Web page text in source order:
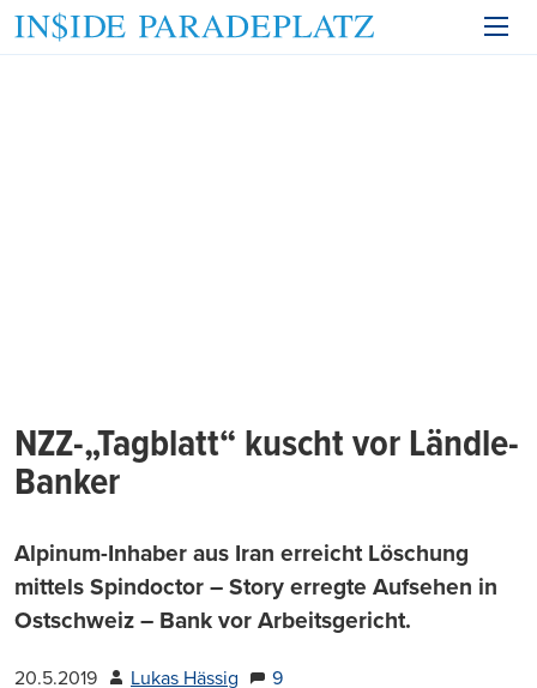
NZZ-„Tagblatt“ kuscht vor Ländle-
Banker
Alpinum-Inhaber aus Iran erreicht Löschung
mittels Spindoctor – Story erregte Aufsehen in
Ostschweiz – Bank vor Arbeitsgericht.
20.5.2019 Lukas Hässig
9